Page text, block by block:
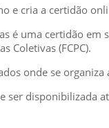
e cria a certidão
é uma certidão
Coletivas (FCPC).
onde se
ser disponibilizada